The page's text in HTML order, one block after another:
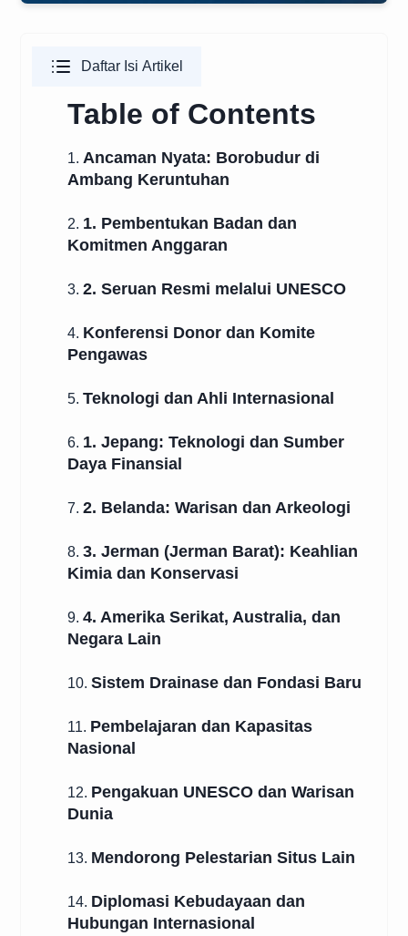
Daftar Isi Artikel
Table of Contents
1. Ancaman Nyata: Borobudur di
Ambang Keruntuhan
2. 1. Pembentukan Badan dan
Komitmen Anggaran
3. 2. Seruan Resmi melalui UNESCO
4. Konferensi Donor dan Komite
Pengawas
5. Teknologi dan Ahli Internasional
6. 1. Jepang: Teknologi dan Sumber
Daya Finansial
7. 2. Belanda: Warisan dan Arkeologi
8. 3. Jerman (Jerman Barat): Keahlian
Kimia dan Konservasi
9. 4. Amerika Serikat, Australia, dan
Negara Lain
10. Sistem Drainase dan Fondasi Baru
11. Pembelajaran dan Kapasitas
Nasional
12. Pengakuan UNESCO dan Warisan
Dunia
13. Mendorong Pelestarian Situs Lain
14. Diplomasi Kebudayaan dan
Hubungan Internasional